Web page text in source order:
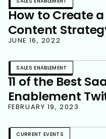
How to Create
Content
JUNE 16, 2022
SALES ENABLEMENT
11 of the Best
Enablement
Follow
FEBRUARY 19, 2023
CURRENT EVENTS